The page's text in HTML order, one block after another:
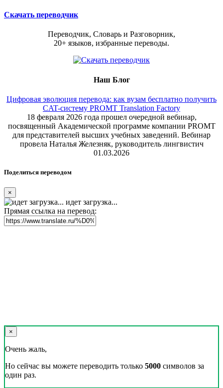
Скачать переводчик
Переводчик, Словарь и Разговорник,
20+ языков, избранные переводы.
Наш Блог
Цифровая эволюция перевода: как вузам бесплатно получить
CAT-систему PROMT Translation Factory
18 февраля 2026 года прошел очередной вебинар,
посвященный Академической программе компании PROMT
для представителей высших учебных заведений. Вебинар
провела Наталья Железняк, руководитель лингвистич
01.03.2026
Поделиться переводом
×
идет загрузка...
Прямая ссылка на перевод:
×
Очень жаль,
Но сейчас вы можете переводить только 5000 символов за
один раз.